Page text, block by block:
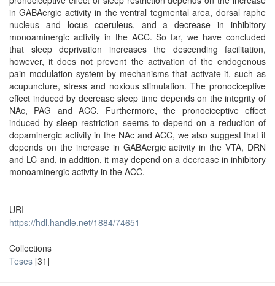
in GABAergic activity in the ventral tegmental area, dorsal raphe
nucleus and locus coeruleus, and a decrease in inhibitory
monoaminergic activity in the ACC. So far, we have concluded
that sleep deprivation increases the descending facilitation,
however, it does not prevent the activation of the endogenous
pain modulation system by mechanisms that activate it, such as
acupuncture, stress and noxious stimulation. The pronociceptive
effect induced by decrease sleep time depends on the integrity of
NAc, PAG and ACC. Furthermore, the pronociceptive effect
induced by sleep restriction seems to depend on a reduction of
dopaminergic activity in the NAc and ACC, we also suggest that it
depends on the increase in GABAergic activity in the VTA, DRN
and LC and, in addition, it may depend on a decrease in inhibitory
monoaminergic activity in the ACC.
URI
https://hdl.handle.net/1884/74651
Collections
Teses [31]